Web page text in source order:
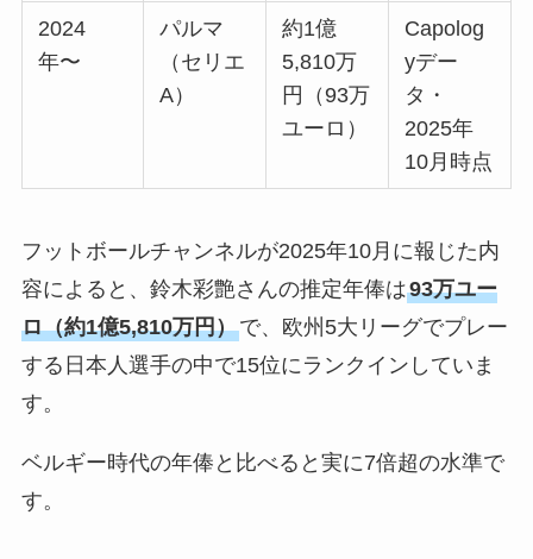
2024
年〜
パルマ
（セリエ
A）
約1億
5,810万
円（93万
ユーロ）
Capolog
yデー
タ・
2025年
10月時点
フットボールチャンネルが2025年10月に報じた内
容によると、鈴木彩艶さんの推定年俸は93万ユー
ロ（約1億5,810万円）で、欧州5大リーグでプレー
する日本人選手の中で15位にランクインしていま
す。
ベルギー時代の年俸と比べると実に7倍超の水準で
す。